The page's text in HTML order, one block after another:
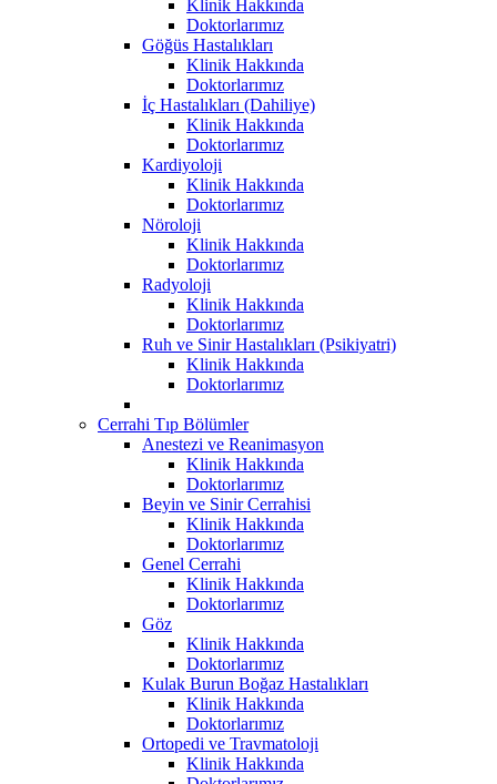
Klinik Hakkında
Doktorlarımız
Göğüs Hastalıkları
Klinik Hakkında
Doktorlarımız
İç Hastalıkları (Dahiliye)
Klinik Hakkında
Doktorlarımız
Kardiyoloji
Klinik Hakkında
Doktorlarımız
Nöroloji
Klinik Hakkında
Doktorlarımız
Radyoloji
Klinik Hakkında
Doktorlarımız
Ruh ve Sinir Hastalıkları (Psikiyatri)
Klinik Hakkında
Doktorlarımız
Cerrahi Tıp Bölümler
Anestezi ve Reanimasyon
Klinik Hakkında
Doktorlarımız
Beyin ve Sinir Cerrahisi
Klinik Hakkında
Doktorlarımız
Genel Cerrahi
Klinik Hakkında
Doktorlarımız
Göz
Klinik Hakkında
Doktorlarımız
Kulak Burun Boğaz Hastalıkları
Klinik Hakkında
Doktorlarımız
Ortopedi ve Travmatoloji
Klinik Hakkında